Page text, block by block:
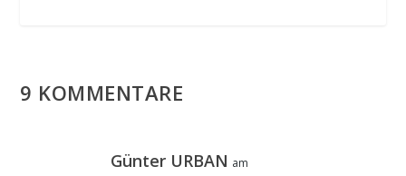
9 KOMMENTARE
Günter URBAN am